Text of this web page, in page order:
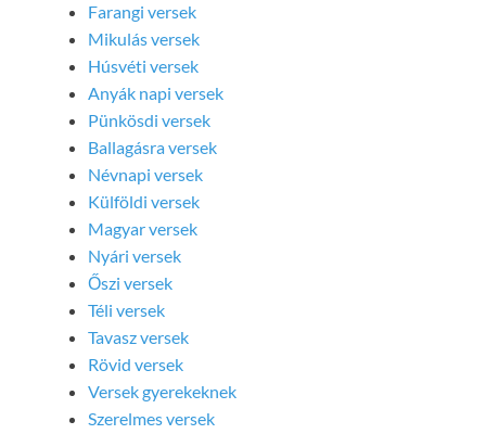
Farangi versek
Mikulás versek
Húsvéti versek
Anyák napi versek
Pünkösdi versek
Ballagásra versek
Névnapi versek
Külföldi versek
Magyar versek
Nyári versek
Őszi versek
Téli versek
Tavasz versek
Rövid versek
Versek gyerekeknek
Szerelmes versek